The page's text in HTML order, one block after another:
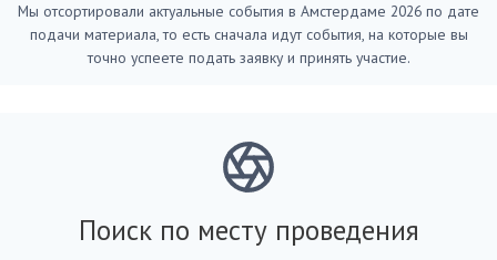
Мы отсортировали актуальные события в Амстердаме 2026 по дате
подачи материала, то есть сначала идут события, на которые вы
точно успеете подать заявку и принять участие.
Поиск по месту проведения